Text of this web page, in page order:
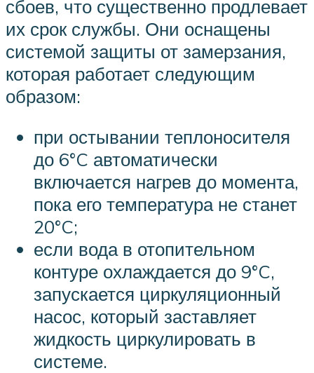
сбоев, что существенно продлевает
их срок службы. Они оснащены
системой защиты от замерзания,
которая работает следующим
образом:
при остывании теплоносителя
до 6°C автоматически
включается нагрев до момента,
пока его температура не станет
20°C;
если вода в отопительном
контуре охлаждается до 9°C,
запускается циркуляционный
насос, который заставляет
жидкость циркулировать в
системе.